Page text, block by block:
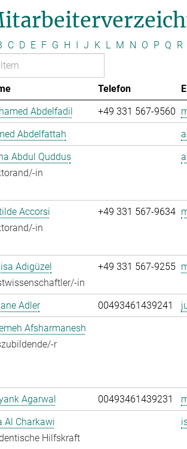
C D E F G H I J K L M N O P Q R
Telefon
Abdelfadil
+49 331 567-9560
Abdelfattah
Abdul Quddus
in
Accorsi
in
+49 331 567-9634
Adigüzel
in
+49 331 567-9255
Adler
00493461439241
Afsharmanesh
r
Agarwal
00493461439231
Al Charkawi
Hilfskraft